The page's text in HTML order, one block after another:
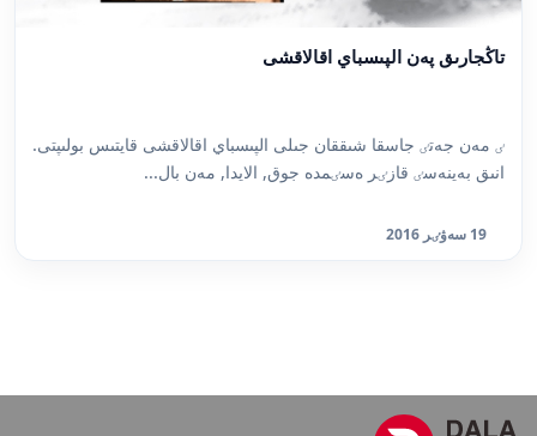
تاڭجارىق پەن الپىسباي اقالاقشى
ٸ مەن جەتٸ جاسقا شىققان جىلى الپىسباي اقالاقشى قايتىس بولىپتى.
انىق بەينەسٸ قازٸر ەسٸمدە جوق, الايدا, مەن بال...
19 سەۋٸر 2016